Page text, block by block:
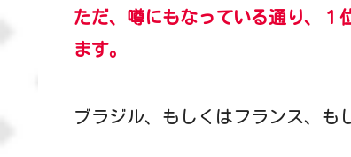
ただ、噂にもなっている通り、１
ます。
ブラジル、もしくはフランス、も